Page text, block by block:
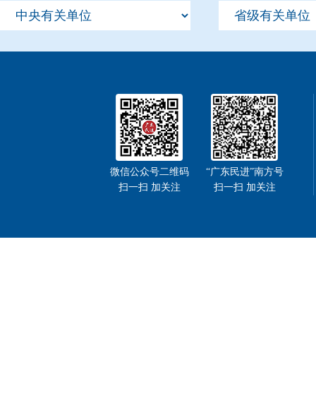
“广东民进”南方号
扫一扫 加关注
微信公众号二维码
扫一扫 加关注